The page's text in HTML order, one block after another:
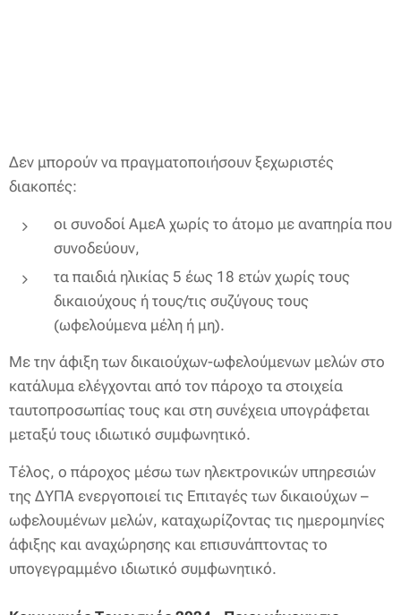
Δεν μπορούν να πραγματοποιήσουν ξεχωριστές
διακοπές:
οι συνοδοί ΑμεΑ χωρίς το άτομο με αναπηρία που
συνοδεύουν,
τα παιδιά ηλικίας 5 έως 18 ετών χωρίς τους
δικαιούχους ή τους/τις συζύγους τους
(ωφελούμενα μέλη ή μη).
Με την άφιξη των δικαιούχων-ωφελούμενων μελών στο
κατάλυμα ελέγχονται από τον πάροχο τα στοιχεία
ταυτοπροσωπίας τους και στη συνέχεια υπογράφεται
μεταξύ τους ιδιωτικό συμφωνητικό.
Τέλος, ο πάροχος μέσω των ηλεκτρονικών υπηρεσιών
της ΔΥΠΑ ενεργοποιεί τις Επιταγές των δικαιούχων –
ωφελουμένων μελών, καταχωρίζοντας τις ημερομηνίες
άφιξης και αναχώρησης και επισυνάπτοντας το
υπογεγραμμένο ιδιωτικό συμφωνητικό.